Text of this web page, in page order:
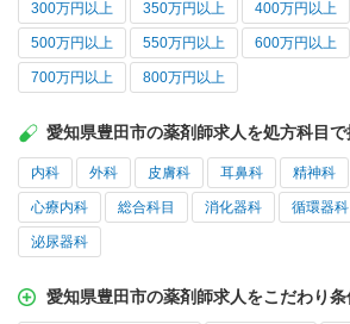
300万円以上 350万円以上 400万円以上
500万円以上 550万円以上 600万円以上
700万円以上 800万円以上
愛知県豊田市の薬剤師求人を処方科目で
内科 外科 皮膚科 耳鼻科 精神科
心療内科 総合科目 消化器科 循環器科
泌尿器科
愛知県豊田市の薬剤師求人をこだわり